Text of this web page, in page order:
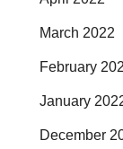
March 2022
February
January
December